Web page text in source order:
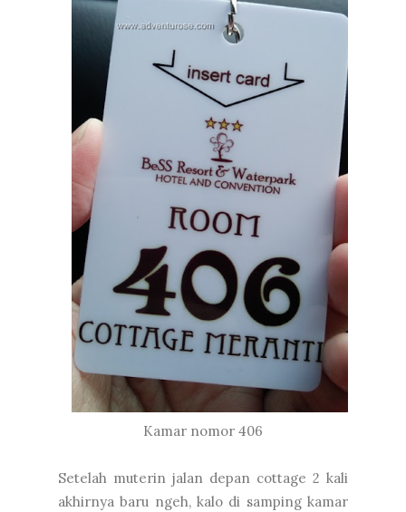
Kamar nomor 406
Setelah muterin jalan depan cottage 2 kali
akhirnya baru ngeh, kalo di samping kamar